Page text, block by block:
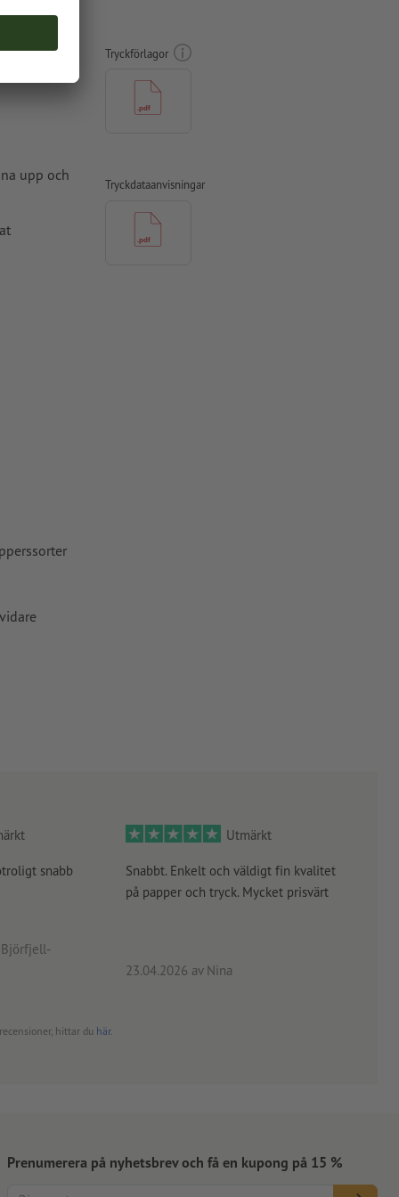
på
upp och
avstånd
Tryckförlagor
Tryckdataanvisningar
snabb
Björfjell-
Utmärkt
Snabbt. Enkelt och väldigt fin kvalitet
på papper och tryck. Mycket prisvärt
23.04.2026 av Nina
hittar du här.
Prenumerera på nyhetsbrev och få en kupong på 15 %